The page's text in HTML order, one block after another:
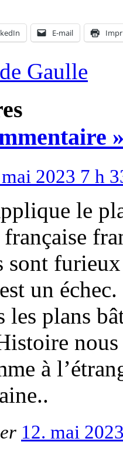
E-mail
Gaulle
mai 2023 7 h
le
française
sont
un échec.
les plans
à
12. mai